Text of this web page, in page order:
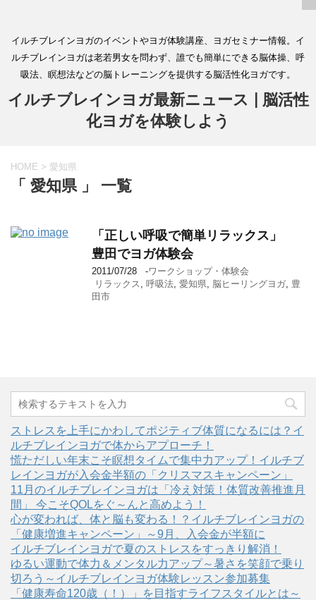
イルチブレインヨガのイベントやヨガ体験講座、ヨガセミナー情報。イ
ルチブレインヨガは老若男女を問わず、誰でも簡単にできる脳体操、呼
吸法、瞑想法などの脳トレーニングを提供する脳活性化ヨガです。
イルチブレインヨガ最新ニュース | 脳活性
化ヨガを体験しよう
HOME > 愛知県
「 愛知県 」 一覧
「正しい呼吸で簡単リラックス」
豊田でヨガ体験会
2011/07/28 -ワークショップ・体験会
リラックス , 呼吸法, 愛知県, 脳ヒーリングヨガ, 豊
田市
ストレスを上手にかわしてポジティブ体質になるには？イ
ルチブレインヨガで体からアプローチ！
慌ただしい年末こそ瞑想タイムで集中力アップ！イルチブ
レインヨガが入会金半額の「クリスマスキャンペーン」
11月のイルチブレインヨガは「冷え対策！体質改善推進月
間」 今こそQOLをぐ～んと高めよう！
心が変われば、体と脳も変わる！？イルチブレインヨガの
「健康増進キャンペーン」～9月、入会金が半額に
イルチブレインヨガで夏のストレスをすっきり解消！
ゆるい運動で体力＆メンタル力アップ～暑さを笑顔で乗り
切ろう～イルチブレインヨガ体験レッスン参加募集
「健康寿命120歳（！）」を目指すライフスタイルとは～